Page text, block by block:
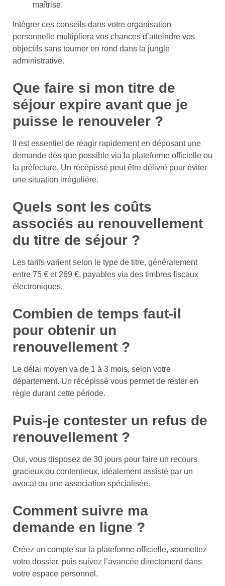
maîtrise.
Intégrer ces conseils dans votre organisation
personnelle multipliera vos chances d’atteindre vos
objectifs sans tourner en rond dans la jungle
administrative.
Que faire si mon titre de
séjour expire avant que je
puisse le renouveler ?
Il est essentiel de réagir rapidement en déposant une
demande dès que possible via la plateforme officielle ou
la préfecture. Un récépissé peut être délivré pour éviter
une situation irrégulière.
Quels sont les coûts
associés au renouvellement
du titre de séjour ?
Les tarifs varient selon le type de titre, généralement
entre 75 € et 269 €, payables via des timbres fiscaux
électroniques.
Combien de temps faut-il
pour obtenir un
renouvellement ?
Le délai moyen va de 1 à 3 mois, selon votre
département. Un récépissé vous permet de rester en
règle durant cette période.
Puis-je contester un refus de
renouvellement ?
Oui, vous disposez de 30 jours pour faire un recours
gracieux ou contentieux, idéalement assisté par un
avocat ou une association spécialisée.
Comment suivre ma
demande en ligne ?
Créez un compte sur la plateforme officielle, soumettez
votre dossier, puis suivez l’avancée directement dans
votre espace personnel.